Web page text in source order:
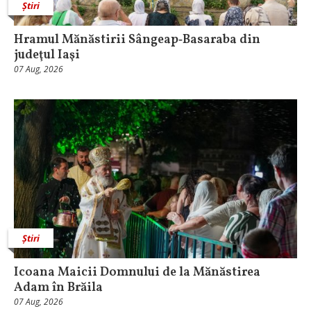
Știri
Hramul Mănăstirii Sângeap‑Basaraba din
judeţul Iaşi
07 Aug, 2026
Știri
Icoana Maicii Domnului de la Mănăstirea
Adam în Brăila
07 Aug, 2026